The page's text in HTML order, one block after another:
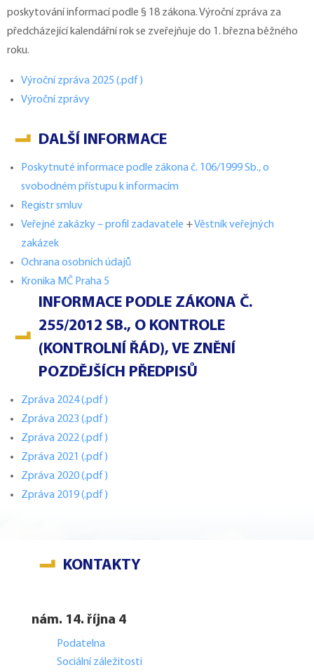
poskytování informací podle § 18 zákona. Výroční zpráva za
předcházející kalendářní rok se zveřejňuje do 1. března běžného
roku.
Výroční zpráva 2025 (.pdf)
Výroční zprávy
DALŠÍ INFORMACE
Poskytnuté informace podle zákona č. 106/1999 Sb., o
svobodném přístupu k informacím
Registr smluv
Veřejné zakázky – profil zadavatele +Věstník veřejných
zakázek
Ochrana osobních údajů
Kronika MČ Praha 5
INFORMACE PODLE ZÁKONA Č.
255/2012 SB., O KONTROLE
(KONTROLNÍ ŘÁD), VE ZNĚNÍ
POZDĚJŠÍCH PŘEDPISŮ
Zpráva 2024 (.pdf)
Zpráva 2023 (.pdf)
Zpráva 2022 (.pdf)
Zpráva 2021 (.pdf)
Zpráva 2020 (.pdf)
Zpráva 2019 (.pdf)
KONTAKTY
nám. 14. října 4
Podatelna
Sociální záležitosti